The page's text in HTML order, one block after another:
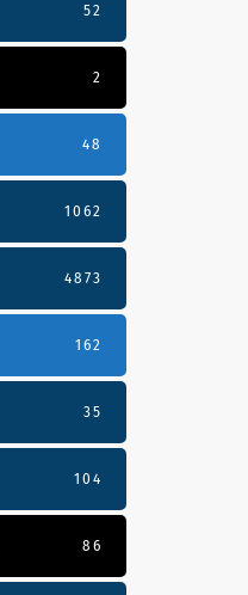
52
2
48
1062
4873
162
35
104
86